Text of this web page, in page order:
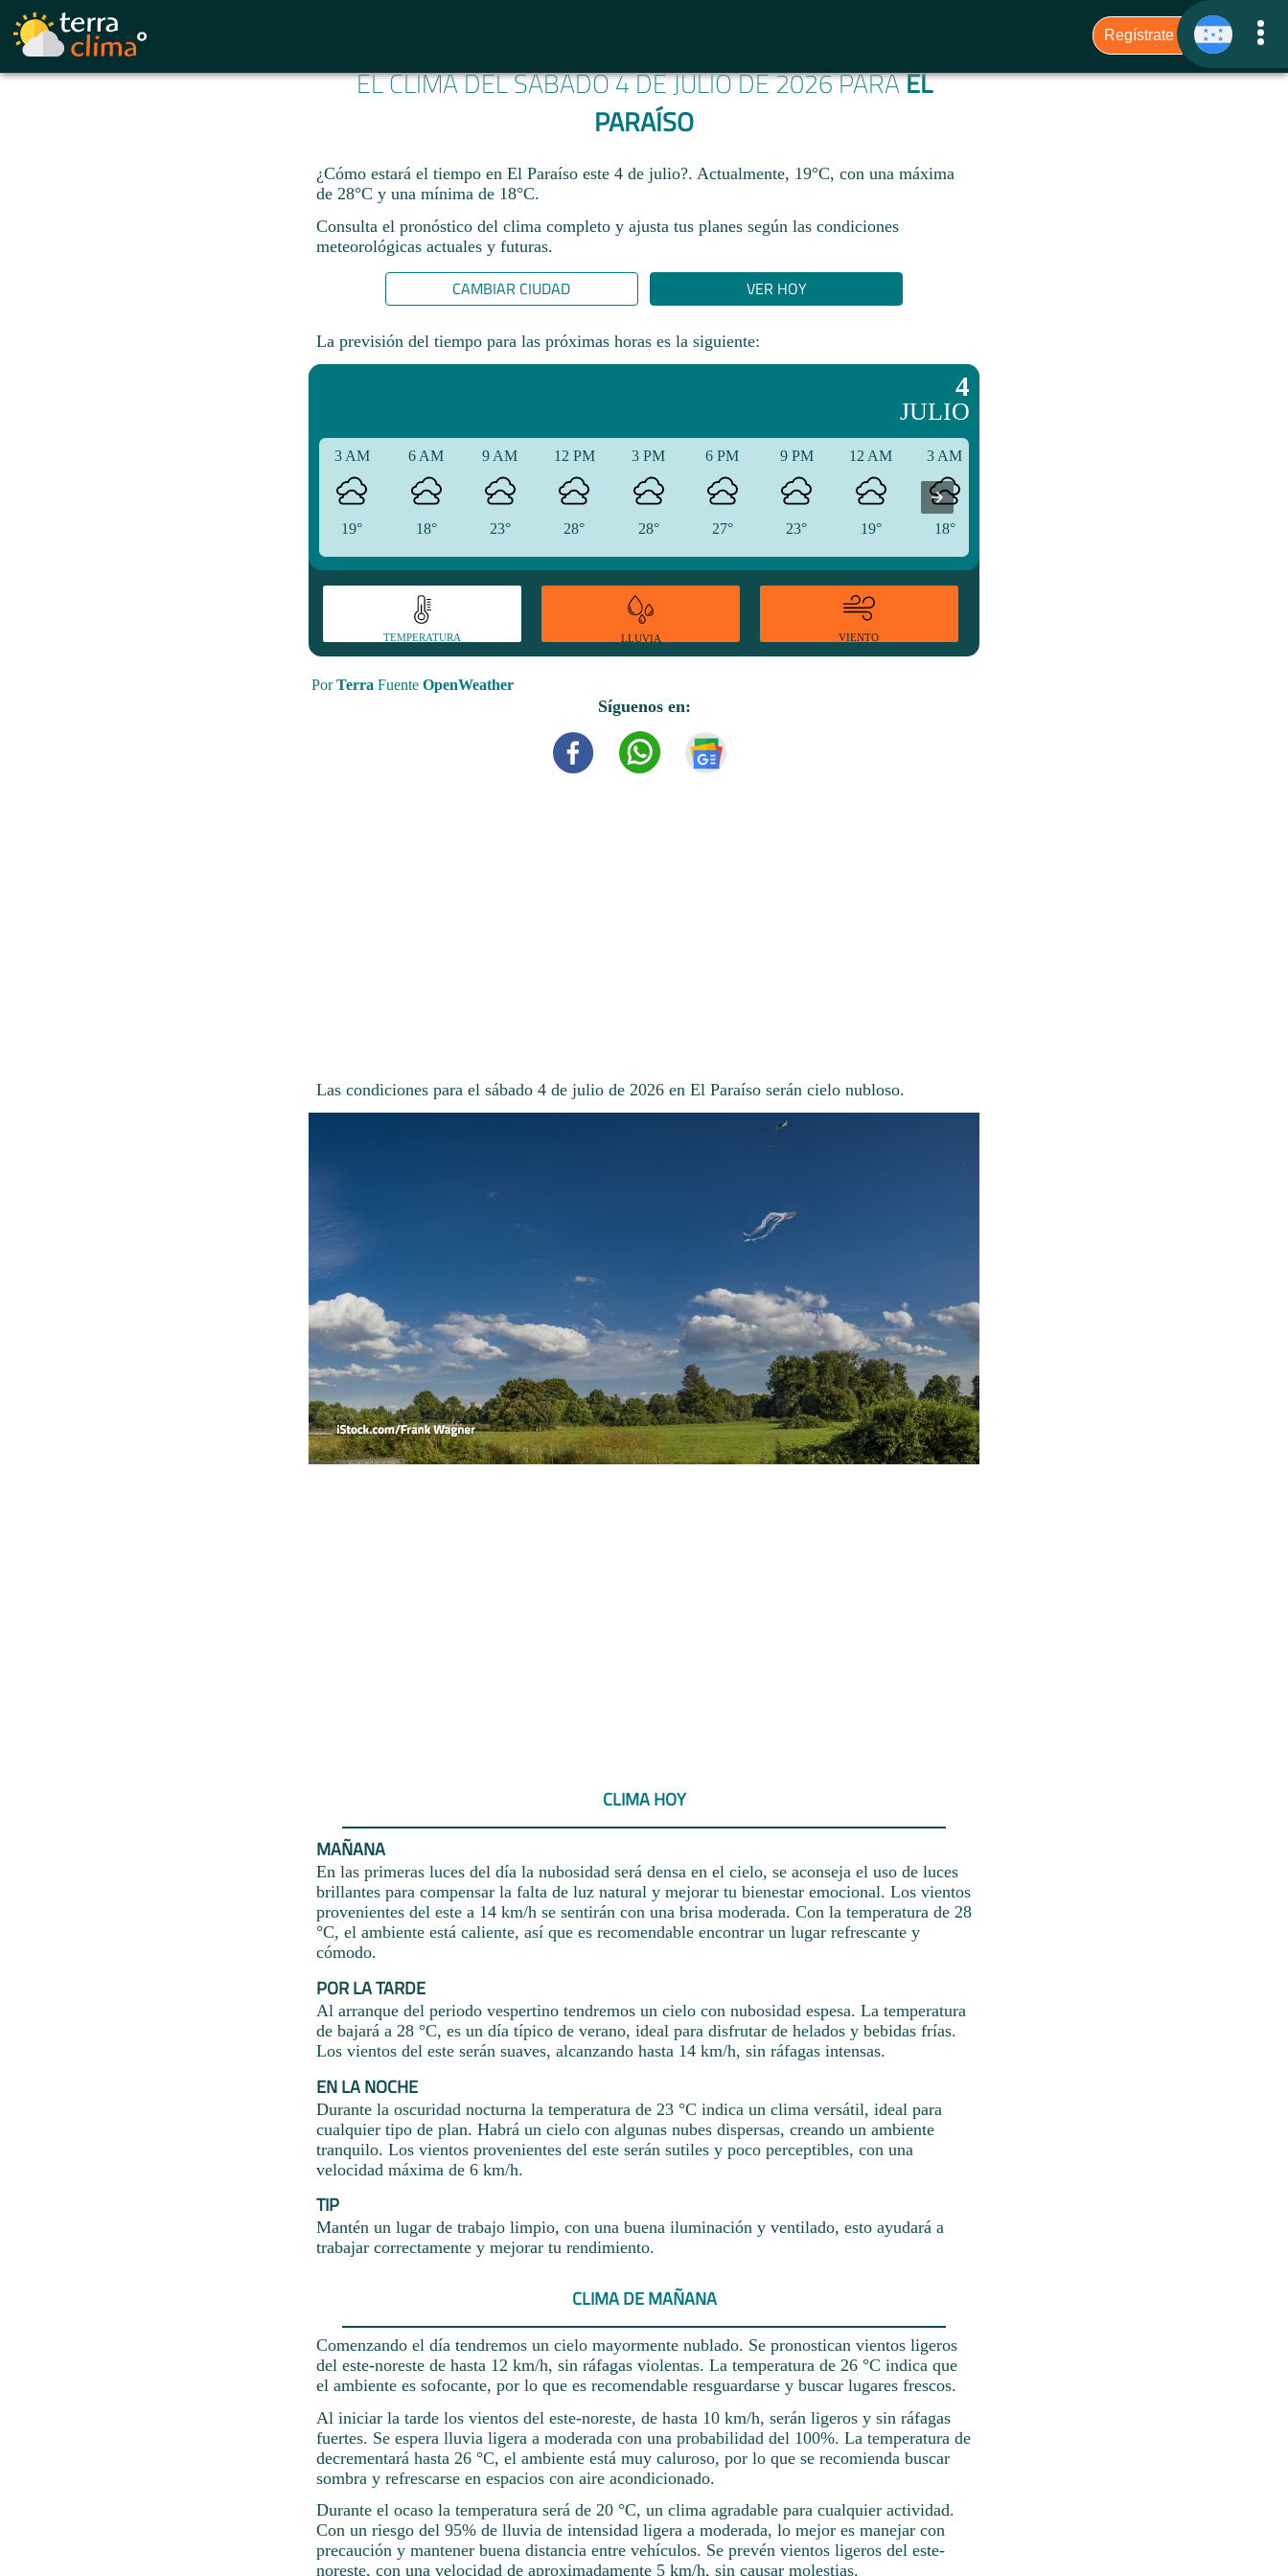
EL CLIMA DEL SÁBADO 4 DE JULIO DE 2026 PARAEL
PARAÍSO
¿Cómo estará el tiempo en El Paraíso este 4 de julio?. Actualmente, 19°C, con una máxima
de 28°C y una mínima de 18°C.
Consulta el pronóstico del clima completo y ajusta tus planes según las condiciones
meteorológicas actuales y futuras.
CAMBIAR CIUDAD VER HOY
La previsión del tiempo para las próximas horas es la siguiente:
4
JULIO
3 AM
19°
6 AM
18°
9 AM
23°
12 PM
28°
3 PM
28°
6 PM
27°
9 PM
23°
12 AM
19°
3 AM
18°
TEMPERATURA LLUVIA VIENTO
PorTerra Fuente OpenWeather
Síguenos en:
Las condiciones para el sábado 4 de julio de 2026 en El Paraíso serán cielo nubloso.
CLIMA HOY
MAÑANA
En las primeras luces del día la nubosidad será densa en el cielo, se aconseja el uso de luces
brillantes para compensar la falta de luz natural y mejorar tu bienestar emocional. Los vientos
provenientes del este a 14 km/h se sentirán con una brisa moderada. Con la temperatura de 28
°C, el ambiente está caliente, así que es recomendable encontrar un lugar refrescante y
cómodo.
POR LA TARDE
Al arranque del periodo vespertino tendremos un cielo con nubosidad espesa. La temperatura
de bajará a 28 °C, es un día típico de verano, ideal para disfrutar de helados y bebidas frías.
Los vientos del este serán suaves, alcanzando hasta 14 km/h, sin ráfagas intensas.
EN LA NOCHE
Durante la oscuridad nocturna la temperatura de 23 °C indica un clima versátil, ideal para
cualquier tipo de plan. Habrá un cielo con algunas nubes dispersas, creando un ambiente
tranquilo. Los vientos provenientes del este serán sutiles y poco perceptibles, con una
velocidad máxima de 6 km/h.
TIP
Mantén un lugar de trabajo limpio, con una buena iluminación y ventilado, esto ayudará a
trabajar correctamente y mejorar tu rendimiento.
CLIMA DE MAÑANA
Comenzando el día tendremos un cielo mayormente nublado. Se pronostican vientos ligeros
del este-noreste de hasta 12 km/h, sin ráfagas violentas. La temperatura de 26 °C indica que
el ambiente es sofocante, por lo que es recomendable resguardarse y buscar lugares frescos.
Al iniciar la tarde los vientos del este-noreste, de hasta 10 km/h, serán ligeros y sin ráfagas
fuertes. Se espera lluvia ligera a moderada con una probabilidad del 100%. La temperatura de
decrementará hasta 26 °C, el ambiente está muy caluroso, por lo que se recomienda buscar
sombra y refrescarse en espacios con aire acondicionado.
Durante el ocaso la temperatura será de 20 °C, un clima agradable para cualquier actividad.
Con un riesgo del 95% de lluvia de intensidad ligera a moderada, lo mejor es manejar con
precaución y mantener buena distancia entre vehículos. Se prevén vientos ligeros del este-
noreste, con una velocidad de aproximadamente 5 km/h, sin causar molestias.